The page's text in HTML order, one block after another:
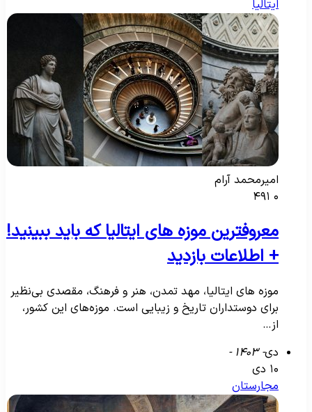
ایتالیا
امیرمحمد آرام
معروفترین موزه های ایتالیا که باید ببینید!
+‌ اطلاعات بازدید
موزه های ایتالیا، مهد تمدن، هنر و فرهنگ، مقصدی بی‌نظیر
برای دوستداران تاریخ و زیبایی است. موزه‌های این کشور،
از…
دی- ۱۴۰۳ -
مجارستان